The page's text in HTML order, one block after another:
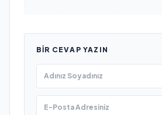
BIR CEVAP YAZIN